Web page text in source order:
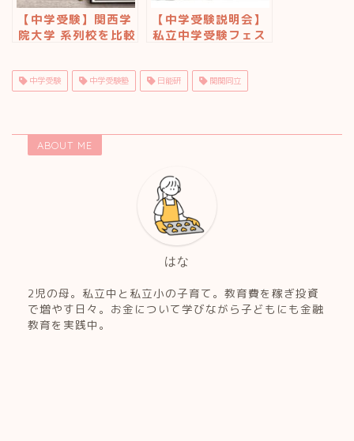
【中学受験】関西学
院大学 系列校を比較
【中学受験説明会】
私立中学受験フェス
中学受験 中学受験塾 日能研 関関同立
ABOUT ME
はな
2児の母。私立中と私立小の子育て。教育費を稼ぎ投資
で増やす日々。お金について学びながら子どもにも金融
教育を実践中。